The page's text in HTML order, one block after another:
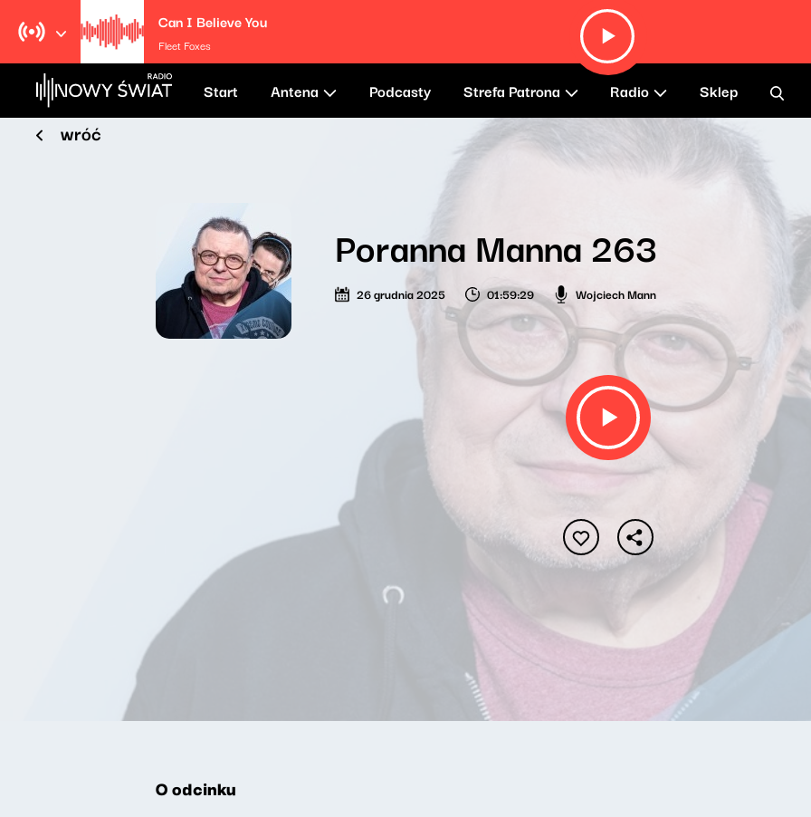
Can I Believe You
Fleet Foxes
Start Antena Podcasty Strefa Patrona Radio Sklep
wróć
Poranna Manna 263
26 grudnia 2025 01:59:29 Wojciech Mann
O odcinku